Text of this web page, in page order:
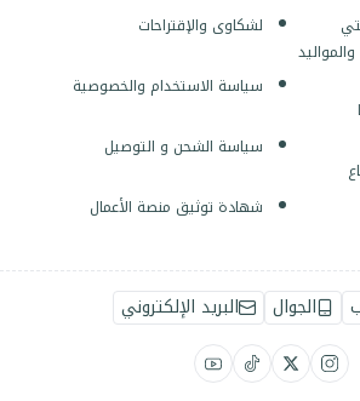
لشكاوى والإقتراحات
سياسة الاستخدام والخصوصية
سياسة الشحن و التوصيل
شهادة توثيق منصة الأعمال
الجوال البريد الإلكتروني